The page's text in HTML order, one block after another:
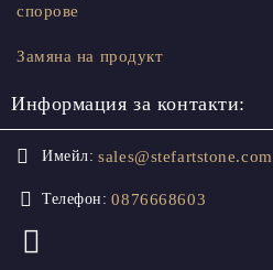
спорове
Замяна на продукт
Информация за контакти:
Имейл: sales@stefartstone.com
Телефон: 0876668603